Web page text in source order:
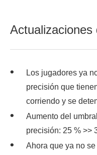
Actualizaciones
Los jugadores ya
precisión que
corriendo y se
Aumento del
precisión: 25 % >>
Ahora que ya no